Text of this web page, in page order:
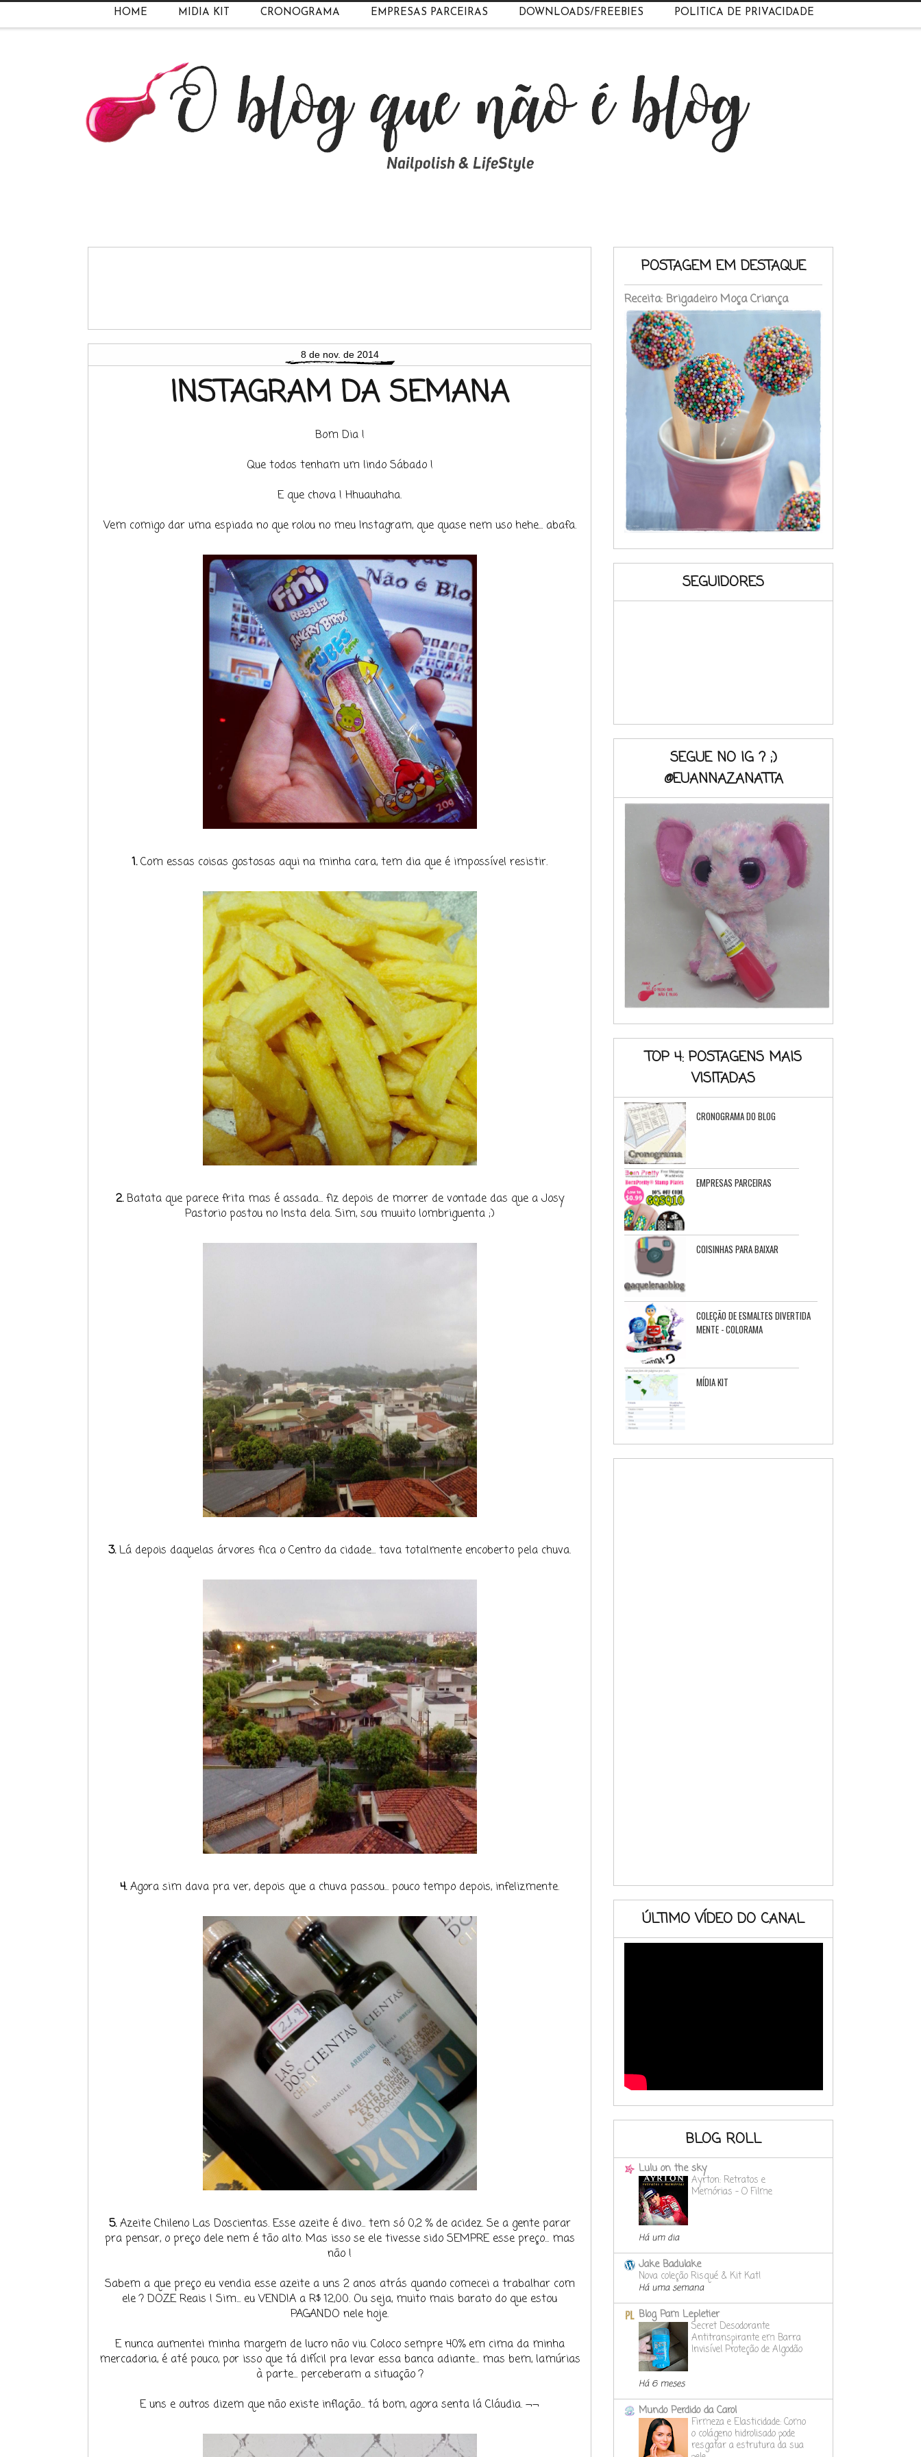
HOME MIDIA KIT CRONOGRAMA EMPRESAS PARCEIRAS DOWNLOADS/FREEBIES POLÍTICA DE PRIVACIDADE
8 de nov. de 2014
INSTAGRAM DA SEMANA
Bom Dia !
Que todos tenham um lindo Sábado !
E que chova ! Hhuauhaha.
Vem comigo dar uma espiada no que rolou no meu Instagram, que quase nem uso hehe... abafa.
1.Com essas coisas gostosas aqui na minha cara, tem dia que é impossível resistir.
2.Batata que parece frita mas é assada... fiz depois de morrer de vontade das que a Josy
Pastorio postou no Insta dela. Sim, sou muuito lombriguenta ;)
3.Lá depois daquelas árvores fica o Centro da cidade... tava totalmente encoberto pela chuva.
4.Agora sim dava pra ver, depois que a chuva passou... pouco tempo depois, infelizmente.
5.Azeite Chileno Las Doscientas. Esse azeite é divo... tem só 0,2 % de acidez. Se a gente parar
pra pensar, o preço dele nem é tão alto. Mas isso se ele tivesse sido SEMPRE esse preço... mas
não !
Sabem a que preço eu vendia esse azeite a uns 2 anos atrás quando comecei a trabalhar com
ele ? DOZE Reais ! Sim... eu VENDIA a R$ 12,00. Ou seja, muito mais barato do que estou
PAGANDO nele hoje.
E nunca aumentei minha margem de lucro não viu. Coloco sempre 40% em cima da minha
mercadoria, é até pouco, por isso que tá difícil pra levar essa banca adiante... mas bem, lamúrias
à parte... perceberam a situação ?
E uns e outros dizem que não existe inflação... tá bom, agora senta lá Cláudia. ¬¬
POSTAGEM EM DESTAQUE
Receita: Brigadeiro Moça Criança
SEGUIDORES
SEGUE NO IG ? ;)
@EUANNAZANATTA
TOP 4: POSTAGENS MAIS
VISITADAS
CRONOGRAMA DO BLOG
EMPRESAS PARCEIRAS
COISINHAS PARA BAIXAR
COLEÇÃO DE ESMALTES DIVERTIDA
MENTE - COLORAMA
MÍDIA KIT
ÚLTIMO VÍDEO DO CANAL
BLOG ROLL
Lulu on the sky
Ayrton: Retratos e
Memórias - O Filme
Há um dia
Jake Badulake
Nova coleção Risqué & Kit Kat!
Há uma semana
Blog Pam Lepletier
Secret Desodorante
Antitranspirante em Barra
Invisível Proteção de Algodão
Há 6 meses
Mundo Perdido da Carol
Firmeza e Elasticidade: Como
o colágeno hidrolisado pode
resgatar a estrutura da sua